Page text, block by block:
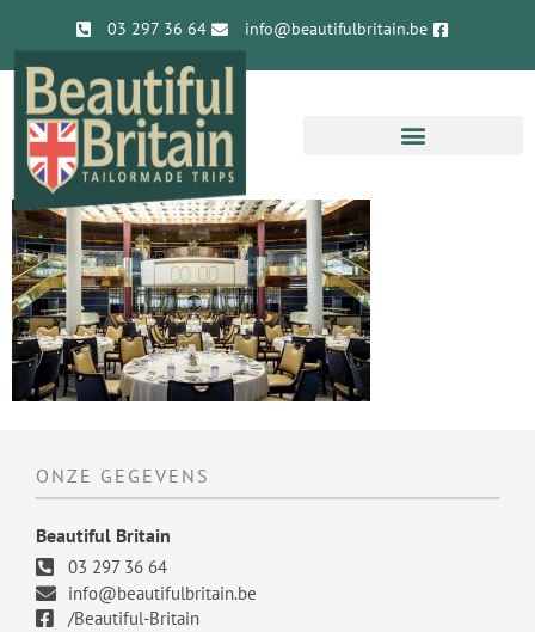
03 297 36 64 info@beautifulbritain.be
ONZE GEGEVENS
Beautiful Britain
03 297 36 64
info@beautifulbritain.be
/Beautiful-Britain